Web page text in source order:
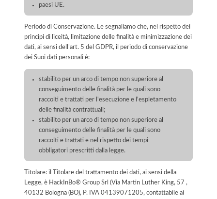
paesi UE.
Periodo di Conservazione. Le segnaliamo che, nel rispetto dei
principi di liceità, limitazione delle finalità e minimizzazione dei
dati, ai sensi dell’art. 5 del GDPR, il periodo di conservazione
dei Suoi dati personali è:
stabilito per un arco di tempo non superiore al
conseguimento delle finalità per le quali sono
raccolti e trattati per l'esecuzione e l'espletamento
delle finalità contrattuali;
stabilito per un arco di tempo non superiore al
conseguimento delle finalità per le quali sono
raccolti e trattati e nel rispetto dei tempi
obbligatori prescritti dalla legge.
Titolare: il Titolare del trattamento dei dati, ai sensi della
Legge, è HackInBo® Group Srl (Via Martin Luther King, 57 ,
40132 Bologna (BO), P. IVA 04139071205, contattabile ai